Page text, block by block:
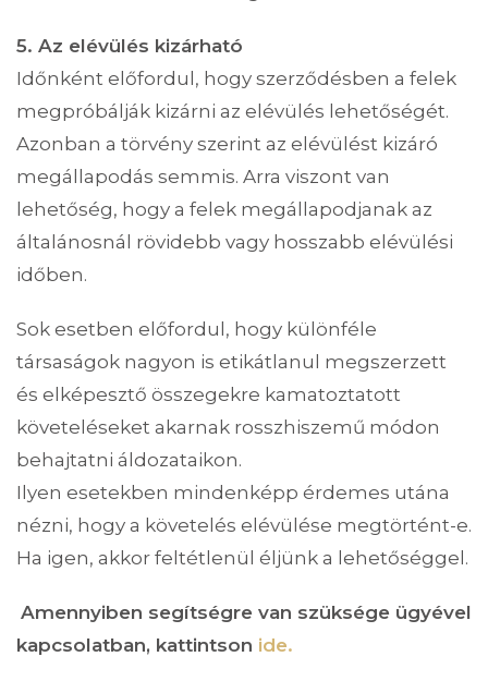
5. Az elévülés kizárható
Időnként előfordul, hogy szerződésben a felek
megpróbálják kizárni az elévülés lehetőségét.
Azonban a törvény szerint az elévülést kizáró
megállapodás semmis. Arra viszont van
lehetőség, hogy a felek megállapodjanak az
általánosnál rövidebb vagy hosszabb elévülési
időben.
Sok esetben előfordul, hogy különféle
társaságok nagyon is etikátlanul megszerzett
és elképesztő összegekre kamatoztatott
követeléseket akarnak rosszhiszemű módon
behajtatni áldozataikon.
Ilyen esetekben mindenképp érdemes utána
nézni, hogy a követelés elévülése megtörtént-e.
Ha igen, akkor feltétlenül éljünk a lehetőséggel.
Amennyiben segítségre van szüksége ügyével
kapcsolatban, kattintson ide.